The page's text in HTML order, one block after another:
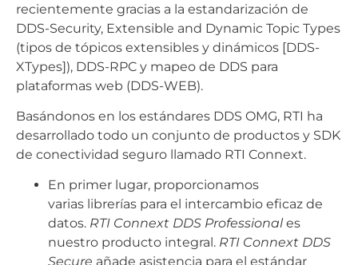
recientemente gracias a la estandarización de
DDS-Security, Extensible and Dynamic Topic Types
(tipos de tópicos extensibles y dinámicos [DDS-
XTypes]), DDS-RPC y mapeo de DDS para
plataformas web (DDS-WEB).
Basándonos en los estándares DDS OMG, RTI ha
desarrollado todo un conjunto de productos y SDK
de conectividad seguro llamado RTI Connext.
En primer lugar, proporcionamos
varias librerías para el intercambio eficaz de
datos. RTI Connext DDS Professionales
nuestro producto integral. RTI Connext DDS
Secure añade asistencia para el estándar